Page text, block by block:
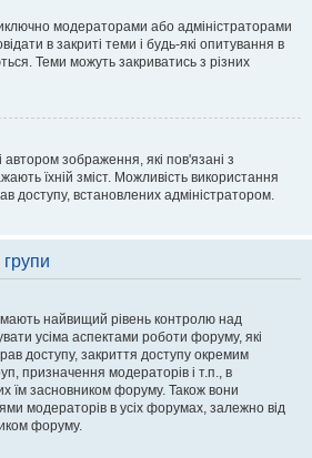
модераторами або адміністраторами
в закриті теми і будь-які опитування в
Теми можуть закриватись з різних
зображення, які пов'язані з
їхній зміст. Можливість використання
доступу, встановлених адміністратором.
групи
мають найвищий рівень контролю над
усіма аспектами роботи форуму, які
доступу, закриття доступу окремим
призначення модераторів і т.п., в
їм засновником форуму. Також вони
модераторів в усіх форумах, залежно від
форуму.